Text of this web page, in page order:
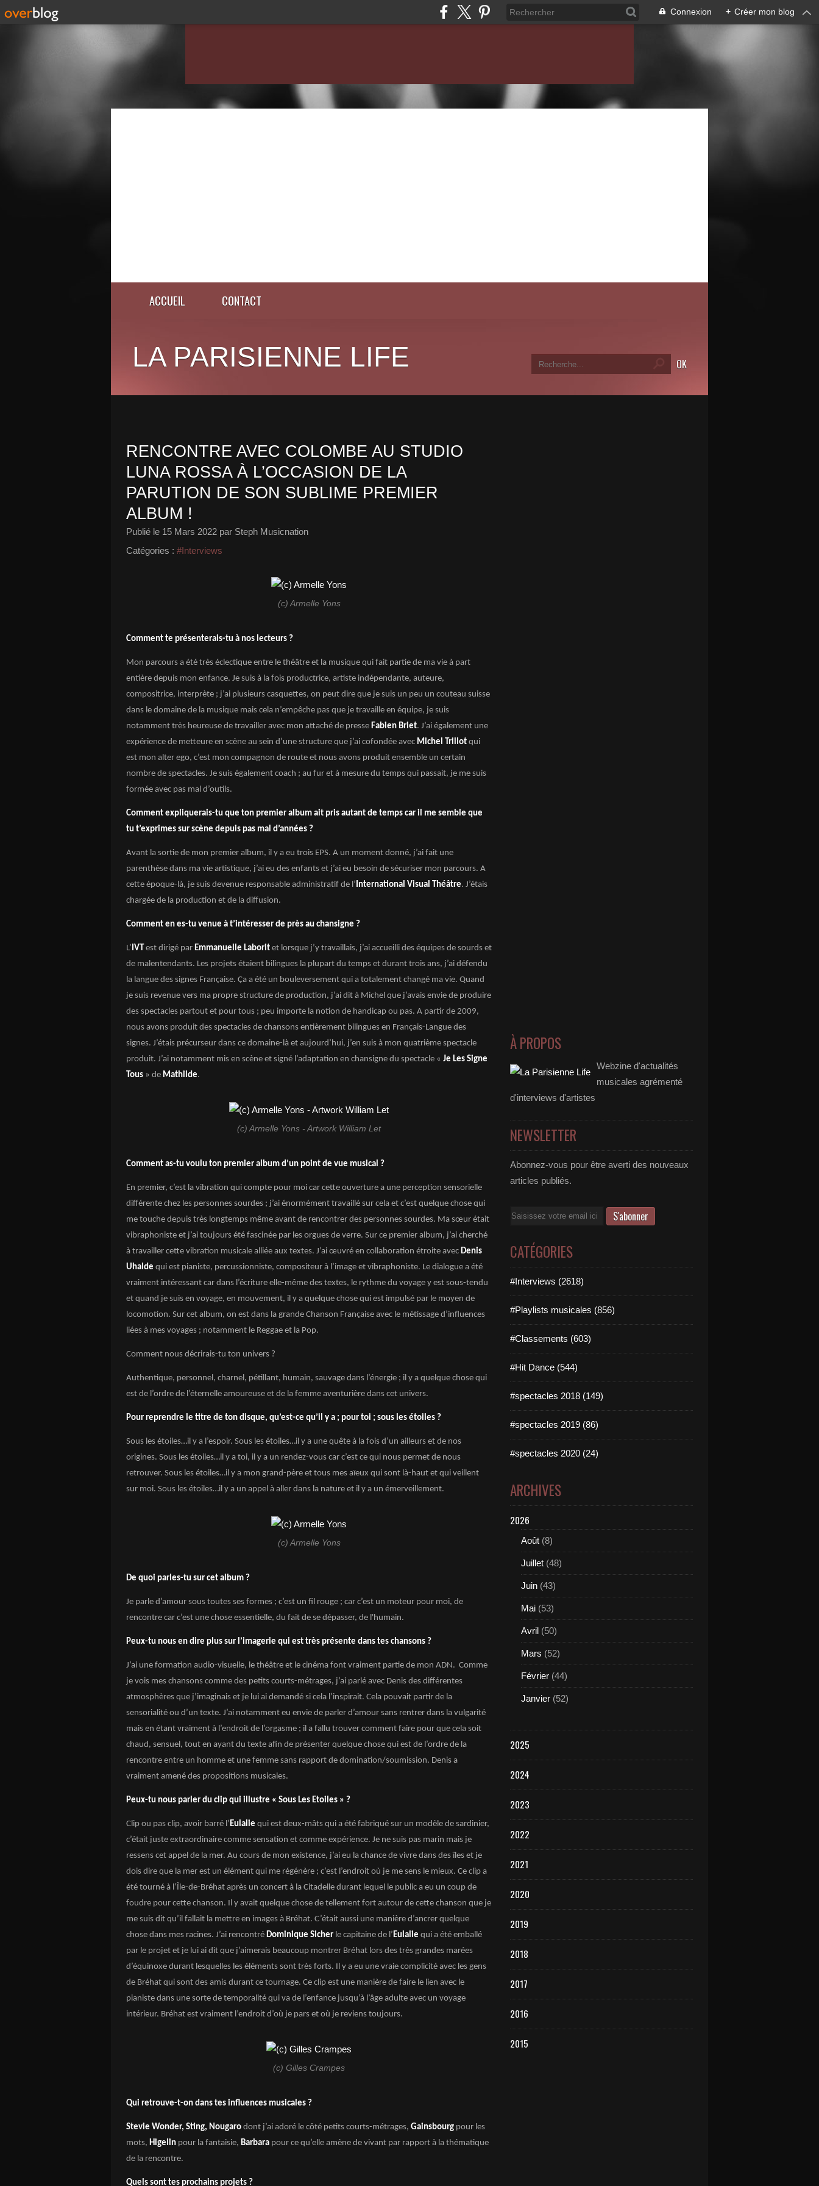
Connexion + Créer mon blog
ACCUEIL CONTACT
LA PARISIENNE LIFE
RENCONTRE AVEC COLOMBE AU STUDIO
LUNA ROSSA À L’OCCASION DE LA
PARUTION DE SON SUBLIME PREMIER
ALBUM !
Publié le 15 Mars 2022 par Steph Musicnation
Catégories : #Interviews
(c) Armelle Yons
Comment te présenterais-tu à nos lecteurs ?
Mon parcours a été très éclectique entre le théâtre et la musique qui fait partie de ma vie à part
entière depuis mon enfance. Je suis à la fois productrice, artiste indépendante, auteure,
compositrice, interprète ; j’ai plusieurs casquettes, on peut dire que je suis un peu un couteau suisse
dans le domaine de la musique mais cela n’empêche pas que je travaille en équipe, je suis
notamment très heureuse de travailler avec mon attaché de presse Fabien Briet. J’ai également une
expérience de metteure en scène au sein d’une structure que j’ai cofondée avec Michel Trillot qui
est mon alter ego, c’est mon compagnon de route et nous avons produit ensemble un certain
nombre de spectacles. Je suis également coach ; au fur et à mesure du temps qui passait, je me suis
formée avec pas mal d’outils.
Comment expliquerais-tu que ton premier album ait pris autant de temps car il me semble que
tu t’exprimes sur scène depuis pas mal d’années ?
Avant la sortie de mon premier album, il y a eu trois EPS. A un moment donné, j’ai fait une
parenthèse dans ma vie artistique, j’ai eu des enfants et j’ai eu besoin de sécuriser mon parcours. A
cette époque-là, je suis devenue responsable administratif de l’International Visual Théâtre. J’étais
chargée de la production et de la diffusion.
Comment en es-tu venue à t’intéresser de près au chansigne ?
L’IVT est dirigé par Emmanuelle Laborit et lorsque j’y travaillais, j’ai accueilli des équipes de sourds et
de malentendants. Les projets étaient bilingues la plupart du temps et durant trois ans, j’ai défendu
la langue des signes Française. Ça a été un bouleversement qui a totalement changé ma vie. Quand
je suis revenue vers ma propre structure de production, j’ai dit à Michel que j’avais envie de produire
des spectacles partout et pour tous ; peu importe la notion de handicap ou pas. A partir de 2009,
nous avons produit des spectacles de chansons entièrement bilingues en Français-Langue des
signes. J’étais précurseur dans ce domaine-là et aujourd’hui, j’en suis à mon quatrième spectacle
produit. J’ai notamment mis en scène et signé l’adaptation en chansigne du spectacle « Je Les Signe
Tous » de Mathilde.
(c) Armelle Yons - Artwork William Let
Comment as-tu voulu ton premier album d’un point de vue musical ?
En premier, c’est la vibration qui compte pour moi car cette ouverture a une perception sensorielle
différente chez les personnes sourdes ; j’ai énormément travaillé sur cela et c’est quelque chose qui
me touche depuis très longtemps même avant de rencontrer des personnes sourdes. Ma sœur était
vibraphoniste et j’ai toujours été fascinée par les orgues de verre. Sur ce premier album, j’ai cherché
à travailler cette vibration musicale alliée aux textes. J’ai œuvré en collaboration étroite avec Denis
Uhalde qui est pianiste, percussionniste, compositeur à l’image et vibraphoniste. Le dialogue a été
vraiment intéressant car dans l’écriture elle-même des textes, le rythme du voyage y est sous-tendu
et quand je suis en voyage, en mouvement, il y a quelque chose qui est impulsé par le moyen de
locomotion. Sur cet album, on est dans la grande Chanson Française avec le métissage d’influences
liées à mes voyages ; notamment le Reggae et la Pop.
Comment nous décrirais-tu ton univers ?
Authentique, personnel, charnel, pétillant, humain, sauvage dans l’énergie ; il y a quelque chose qui
est de l’ordre de l’éternelle amoureuse et de la femme aventurière dans cet univers.
Pour reprendre le titre de ton disque, qu’est-ce qu’il y a ; pour toi ; sous les étoiles ?
Sous les étoiles…il y a l’espoir. Sous les étoiles…il y a une quête à la fois d’un ailleurs et de nos
origines. Sous les étoiles…il y a toi, il y a un rendez-vous car c’est ce qui nous permet de nous
retrouver. Sous les étoiles…il y a mon grand-père et tous mes aïeux qui sont là-haut et qui veillent
sur moi. Sous les étoiles…il y a un appel à aller dans la nature et il y a un émerveillement.
(c) Armelle Yons
De quoi parles-tu sur cet album ?
Je parle d’amour sous toutes ses formes ; c’est un fil rouge ; car c’est un moteur pour moi, de
rencontre car c’est une chose essentielle, du fait de se dépasser, de l'humain.
Peux-tu nous en dire plus sur l’imagerie qui est très présente dans tes chansons ?
J’ai une formation audio-visuelle, le théâtre et le cinéma font vraiment partie de mon ADN. Comme
je vois mes chansons comme des petits courts-métrages, j’ai parlé avec Denis des différentes
atmosphères que j’imaginais et je lui ai demandé si cela l’inspirait. Cela pouvait partir de la
sensorialité ou d’un texte. J’ai notamment eu envie de parler d’amour sans rentrer dans la vulgarité
mais en étant vraiment à l’endroit de l’orgasme ; il a fallu trouver comment faire pour que cela soit
chaud, sensuel, tout en ayant du texte afin de présenter quelque chose qui est de l’ordre de la
rencontre entre un homme et une femme sans rapport de domination/soumission. Denis a
vraiment amené des propositions musicales.
Peux-tu nous parler du clip qui illustre « Sous Les Etoiles » ?
Clip ou pas clip, avoir barré l’Eulalie qui est deux-mâts qui a été fabriqué sur un modèle de sardinier,
c’était juste extraordinaire comme sensation et comme expérience. Je ne suis pas marin mais je
ressens cet appel de la mer. Au cours de mon existence, j’ai eu la chance de vivre dans des îles et je
dois dire que la mer est un élément qui me régénère ; c’est l’endroit où je me sens le mieux. Ce clip a
été tourné à l’Île-de-Bréhat après un concert à la Citadelle durant lequel le public a eu un coup de
foudre pour cette chanson. Il y avait quelque chose de tellement fort autour de cette chanson que je
me suis dit qu’il fallait la mettre en images à Bréhat. C’était aussi une manière d’ancrer quelque
chose dans mes racines. J’ai rencontré Dominique Sicher le capitaine de l’Eulalie qui a été emballé
par le projet et je lui ai dit que j’aimerais beaucoup montrer Bréhat lors des très grandes marées
d’équinoxe durant lesquelles les éléments sont très forts. Il y a eu une vraie complicité avec les gens
de Bréhat qui sont des amis durant ce tournage. Ce clip est une manière de faire le lien avec le
pianiste dans une sorte de temporalité qui va de l’enfance jusqu’à l’âge adulte avec un voyage
intérieur. Bréhat est vraiment l’endroit d’où je pars et où je reviens toujours.
(c) Gilles Crampes
Qui retrouve-t-on dans tes influences musicales ?
Stevie Wonder, Sting, Nougaro dont j’ai adoré le côté petits courts-métrages, Gainsbourg pour les
mots, Higelin pour la fantaisie, Barbara pour ce qu’elle amène de vivant par rapport à la thématique
de la rencontre.
Quels sont tes prochains projets ?
À PROPOS
Webzine d'actualités
musicales agrémenté
d'interviews d'artistes
NEWSLETTER
Abonnez-vous pour être averti des nouveaux
articles publiés.
Email
CATÉGORIES
#Interviews (2618)
#Playlists musicales (856)
#Classements (603)
#Hit Dance (544)
#spectacles 2018 (149)
#spectacles 2019 (86)
#spectacles 2020 (24)
ARCHIVES
2026
Août (8)
Juillet (48)
Juin (43)
Mai (53)
Avril (50)
Mars (52)
Février (44)
Janvier (52)
2025
2024
2023
2022
2021
2020
2019
2018
2017
2016
2015